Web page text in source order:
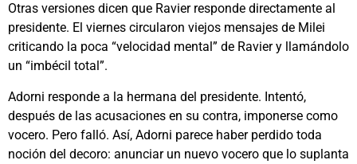
Otras versiones dicen que Ravier responde directamente al
presidente. El viernes circularon viejos mensajes de Milei
criticando la poca “velocidad mental” de Ravier y llamándolo
un “imbécil total”.
Adorni responde a la hermana del presidente. Intentó,
después de las acusaciones en su contra, imponerse como
vocero. Pero falló. Así, Adorni parece haber perdido toda
noción del decoro: anunciar un nuevo vocero que lo suplanta